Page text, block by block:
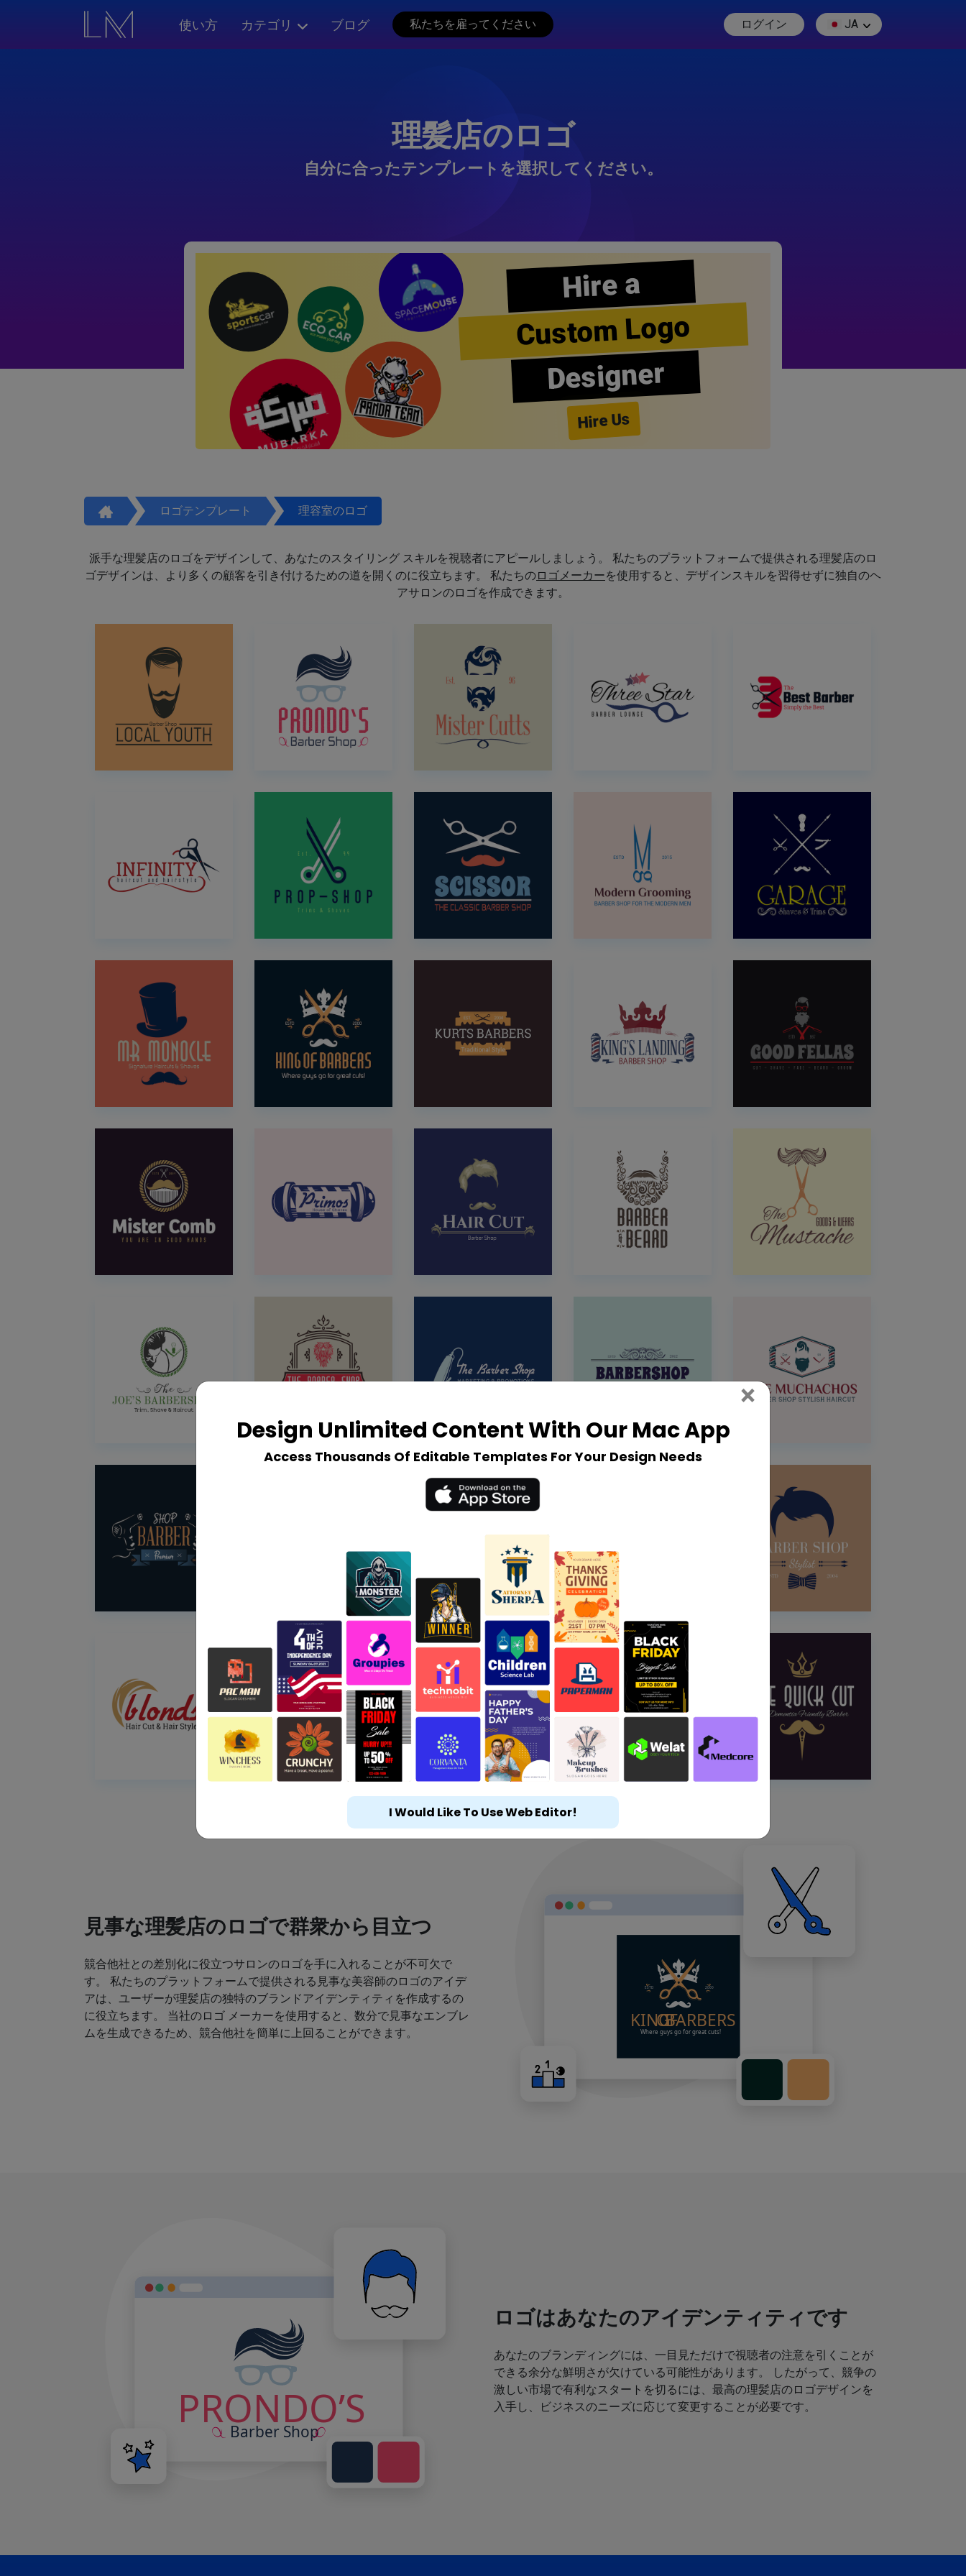
使い方 カテゴリ ブログ 私たちを雇ってください ログイン JA
理髪店のロゴ
自分に合ったテンプレートを選択してください。
Hire a
Custom Logo
Designer
Hire Us
ロゴテンプレート 理容室のロゴ
派手な理髪店のロゴをデザインして、あなたのスタイリング スキルを視聴者にアピールしましょう。 私たちのプラットフォームで提供される理髪店のロ
ゴデザインは、より多くの顧客を引き付けるための道を開くのに役立ちます。 私たちのロゴメーカーを使用すると、デザインスキルを習得せずに独自のヘ
アサロンのロゴを作成できます。
見事な理髪店のロゴで群衆から目立つ
競合他社との差別化に役立つサロンのロゴを手に入れることが不可欠で
す。 私たちのプラットフォームで提供される見事な美容師のロゴのアイデ
アは、ユーザーが理髪店の独特のブランドアイデンティティを作成するの
に役立ちます。 当社のロゴ メーカーを使用すると、数分で見事なエンブレ
ムを生成できるため、競合他社を簡単に上回ることができます。
ロゴはあなたのアイデンティティです
あなたのブランディングには、一目見ただけで視聴者の注意を引くことが
できる余分な鮮明さが欠けている可能性があります。 したがって、競争の
激しい市場で有利なスタートを切るには、最高の理髪店のロゴデザインを
入手し、ビジネスのニーズに応じて変更することが必要です。
Design Unlimited Content With Our Mac App
Access Thousands Of Editable Templates For Your Design Needs
× Close
I Would Like To Use Web Editor!